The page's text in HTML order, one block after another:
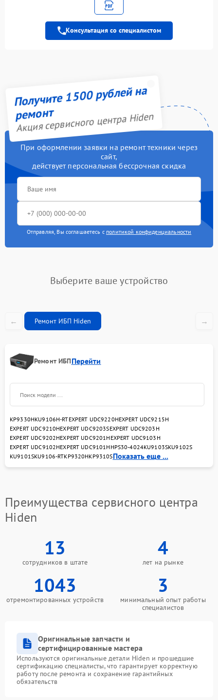
Консультация со специалистом
Получите 1500 рублей на
ремонт
Акция сервисного центра Hiden
При оформлении заявки на ремонт техники через
сайт,
действует персональная бессрочная скидка
Отправляя, Вы соглашаетесь с политикой конфиденциальности
Выберите ваше устройство
← Ремонт ИБП Hiden →
Ремонт ИБППерейти
KP9330HKU9106H-RTEXPERT UDC9220HEXPERT UDC9215H
EXPERT UDC9210HEXPERT UDC9203SEXPERT UDC9203H
EXPERT UDC9202HEXPERT UDC9201H EXPERT UDC9103H
EXPERT UDC9102HEXPERT UDC9101H HPS30-4024KU9103SKU9102S
KU9101SKU9106-RTKP9320HKP9310SПоказать еще ...
Преимущества сервисного центра
Hiden
13
сотрудников в штате
4
лет на рынке
1043
отремонтированных устройств
3
минимальный опыт работы
специалистов
Оригинальные запчасти и
сертифицированные мастера
Используются оригинальные детали Hiden и прошедшие
сертификацию специалисты, что гарантирует корректную
работу после ремонта и сохранение гарантийных
обязательств